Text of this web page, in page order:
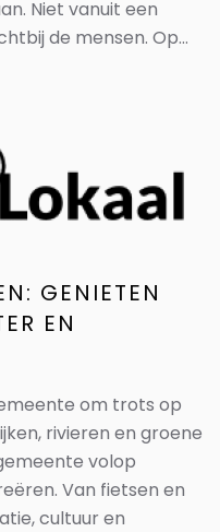
Niet vanuit een
de mensen. Op...
GENIETEN
EN
om trots op
rivieren en groene
volop
Van fietsen en
cultuur en